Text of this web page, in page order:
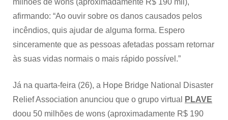
milhões de wons (aproximadamente R$ 190 mil),
afirmando: “Ao ouvir sobre os danos causados pelos
incêndios, quis ajudar de alguma forma. Espero
sinceramente que as pessoas afetadas possam retornar
às suas vidas normais o mais rápido possível.”
Já na quarta-feira (26), a Hope Bridge National Disaster
Relief Association anunciou que o grupo virtual
PLAVE
doou 50 milhões de wons (aproximadamente R$ 190